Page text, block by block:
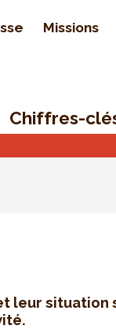
Missions
Chiffres-
leur situation